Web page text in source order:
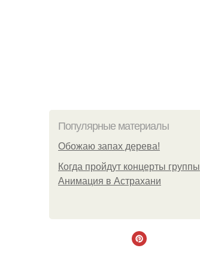
Популярные материалы
Обожaю зaпах деpева!
Когда пройдут концерты группы
Анимация в Астрахани